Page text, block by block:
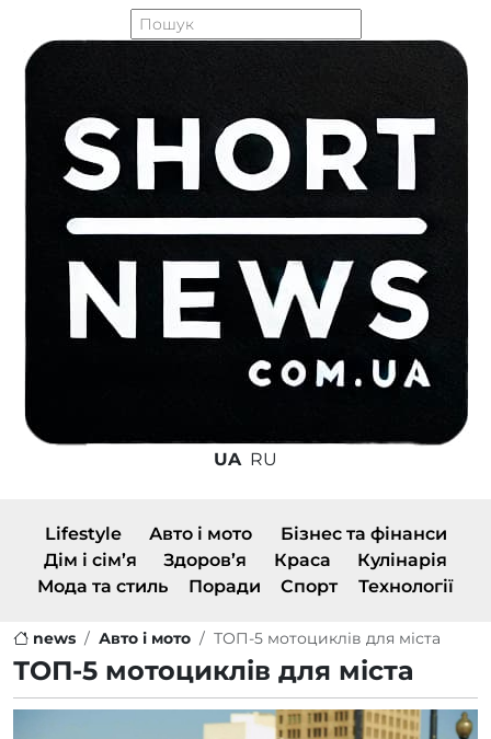
UA RU
Lifestyle Авто і мото
Бізнес та фінанси
Дім і сім’я
Здоров’я Краса
Кулінарія
Мода та стиль
Поради Спорт Технології
news Авто і мото ТОП-5 мотоциклів для міста
ТОП-5 мотоциклів для міста